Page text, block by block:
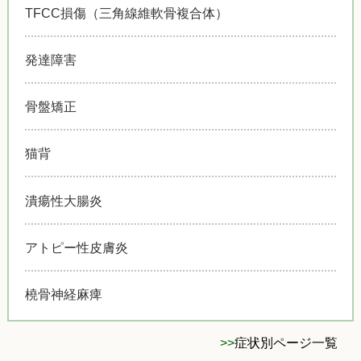
TFCC損傷（三角線維軟骨複合体）
発達障害
骨盤矯正
猫背
潰瘍性大腸炎
アトピー性皮膚炎
橈骨神経麻痺
>>症状別ページ一覧